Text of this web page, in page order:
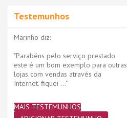
Testemunhos
Marinho diz:
"Parabéns pelo serviço prestado
este é um bom exemplo para outras
lojas com vendas através da
Internet. fiquei ..."
MAIS TESTEMUNHOS